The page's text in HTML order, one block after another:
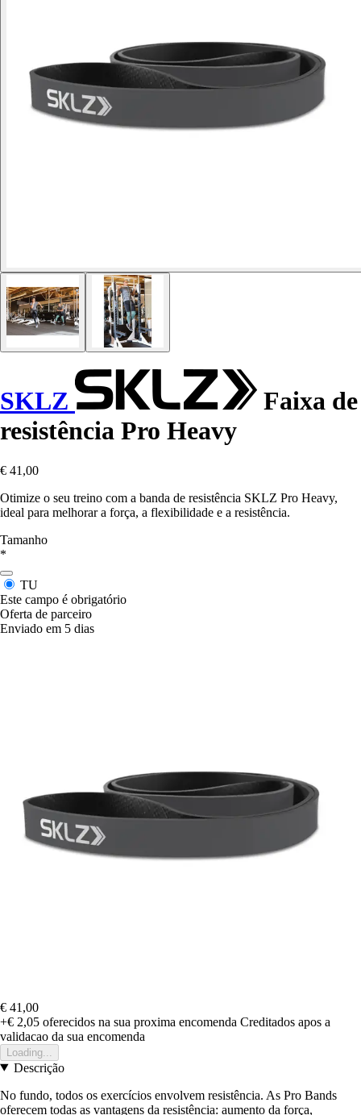
SKLZ
Faixa de
resistência Pro Heavy
€ 41,00
Otimize o seu treino com a banda de resistência SKLZ Pro Heavy,
ideal para melhorar a força, a flexibilidade e a resistência.
Tamanho
*
TU
Este campo é obrigatório
Oferta de parceiro
Enviado em 5 dias
€ 41,00
+€ 2,05 oferecidos na sua proxima encomenda Creditados apos a
validacao da sua encomenda
Loading...
Descrição
No fundo, todos os exercícios envolvem resistência. As Pro Bands
oferecem todas as vantagens da resistência: aumento da força,